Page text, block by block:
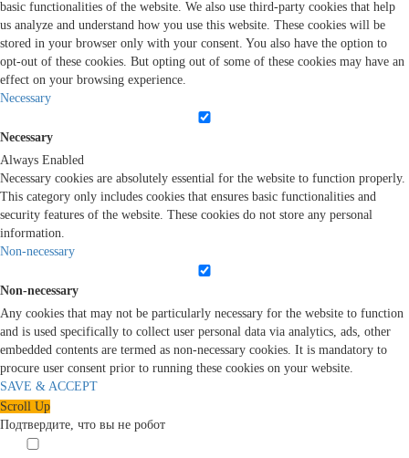
basic functionalities of the website. We also use third-party cookies that help
us analyze and understand how you use this website. These cookies will be
stored in your browser only with your consent. You also have the option to
opt-out of these cookies. But opting out of some of these cookies may have an
effect on your browsing experience.
Necessary
Necessary
Always Enabled
Necessary cookies are absolutely essential for the website to function properly.
This category only includes cookies that ensures basic functionalities and
security features of the website. These cookies do not store any personal
information.
Non-necessary
Non-necessary
Any cookies that may not be particularly necessary for the website to function
and is used specifically to collect user personal data via analytics, ads, other
embedded contents are termed as non-necessary cookies. It is mandatory to
procure user consent prior to running these cookies on your website.
SAVE & ACCEPT
Scroll Up
Подтвердите, что вы не робот